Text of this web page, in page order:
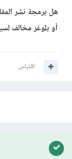
هل برمجة نشر
أو بلوغر مخالف
اقتباس